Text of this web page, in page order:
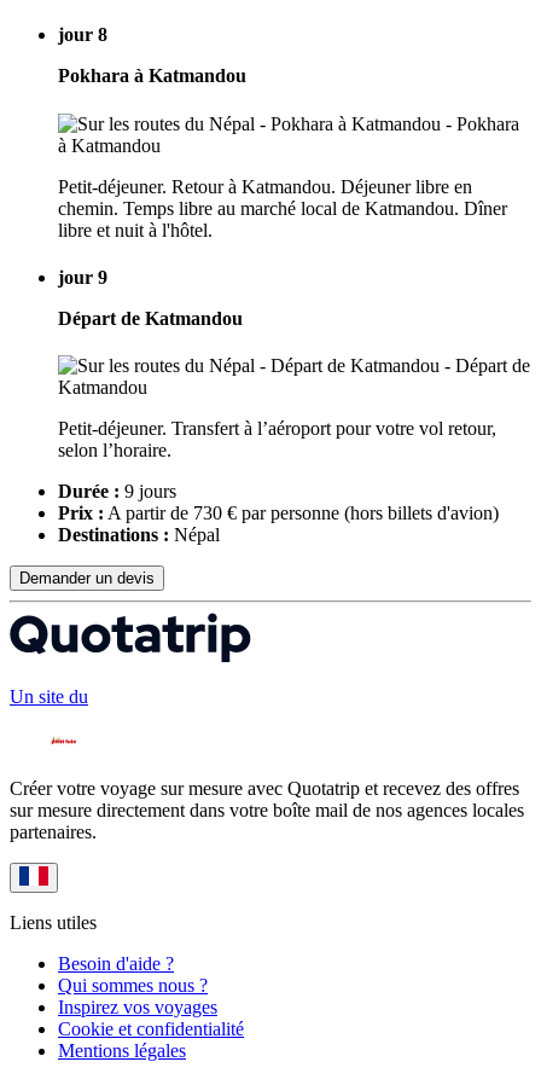
jour 8
Pokhara à Katmandou
Petit-déjeuner. Retour à Katmandou. Déjeuner libre en
chemin. Temps libre au marché local de Katmandou. Dîner
libre et nuit à l'hôtel.
jour 9
Départ de Katmandou
Petit-déjeuner. Transfert à l’aéroport pour votre vol retour,
selon l’horaire.
Durée : 9 jours
Prix : A partir de 730 € par personne (hors billets d'avion)
Destinations : Népal
Demander un devis
Un site du
Créer votre voyage sur mesure avec Quotatrip et recevez des offres
sur mesure directement dans votre boîte mail de nos agences locales
partenaires.
Liens utiles
Besoin d'aide ?
Qui sommes nous ?
Inspirez vos voyages
Cookie et confidentialité
Mentions légales